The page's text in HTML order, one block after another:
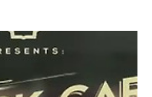
하여 하르바스 아넬리(Jarbas
, 아이의 탄생을 환영하는 환영 교향
지 수치 데이터를 기본으로 나온 7개
것과 마찬가지라..